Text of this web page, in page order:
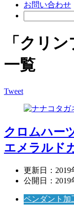
お問い合わせ
「クリ
一覧
Tweet
クロムハー
エメラルド
更新日： 2019
公開日： 2019
ペンダント加